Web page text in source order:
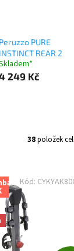
Peruzzo PURE
INSTINCT REAR 2
249 Kč
38položek
Kód: